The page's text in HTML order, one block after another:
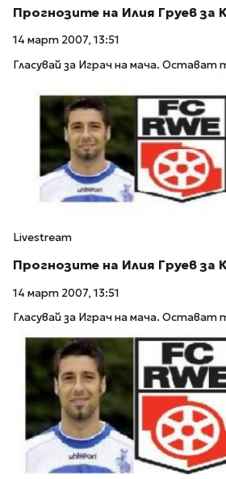
Прогнозите на Илия Груев за
14 март 2007, 13:51
Гласувай за Играч на мача. Остават
Livestream
Прогнозите на Илия Груев за
14 март 2007, 13:51
Гласувай за Играч на мача. Остават